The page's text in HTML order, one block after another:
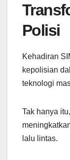
Polisi
Kehadiran
kepolisian
teknologi
Tak hanya
lalu lintas.